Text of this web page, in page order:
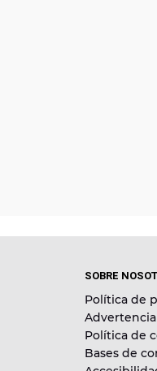
SOBRE
Política de
Advertencia
Política de
Bases de